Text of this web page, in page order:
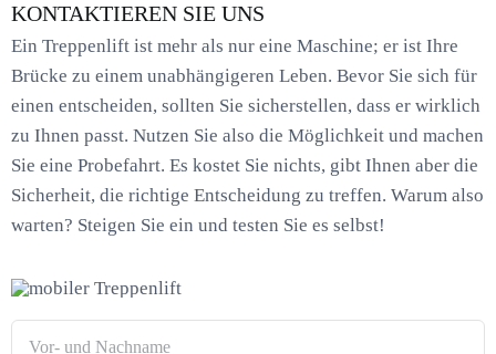
KONTAKTIEREN SIE UNS
Ein Treppenlift ist mehr als nur eine Maschine; er ist Ihre
Brücke zu einem unabhängigeren Leben. Bevor Sie sich für
einen entscheiden, sollten Sie sicherstellen, dass er wirklich
zu Ihnen passt. Nutzen Sie also die Möglichkeit und machen
Sie eine Probefahrt. Es kostet Sie nichts, gibt Ihnen aber die
Sicherheit, die richtige Entscheidung zu treffen. Warum also
warten? Steigen Sie ein und testen Sie es selbst!